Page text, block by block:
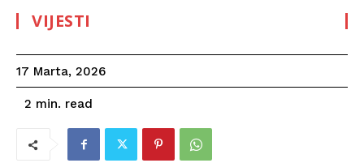
VIJESTI
17 Marta, 2026
2 min. read